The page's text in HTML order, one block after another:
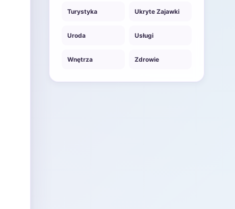
Turystyka Ukryte Zajawki
Uroda Usługi
Wnętrza Zdrowie